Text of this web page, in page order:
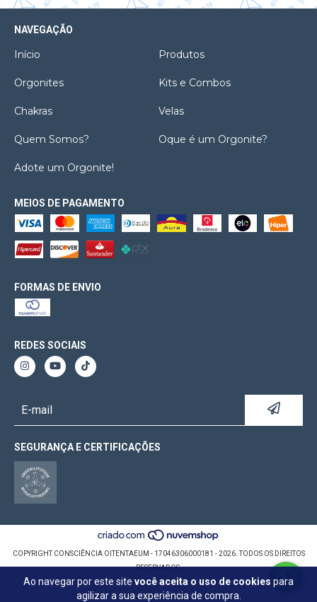
Ao navegar por este site você aceita o uso de cookies para
agilizar a sua experiência de compra.
NAVEGAÇÃO
Início Produtos
Orgonites Kits e Combos
Chakras Velas
Quem Somos? Oque é um Orgonite?
Adote um Orgonite!
MEIOS DE PAGAMENTO
FORMAS DE ENVIO
REDES SOCIAIS
SEGURANÇA E CERTIFICAÇÕES
COPYRIGHT CONSCIÊNCIA OITENTAEUM - 17046306000181 - 2026. TODOS OS DIREITOS
RESERVADOS.